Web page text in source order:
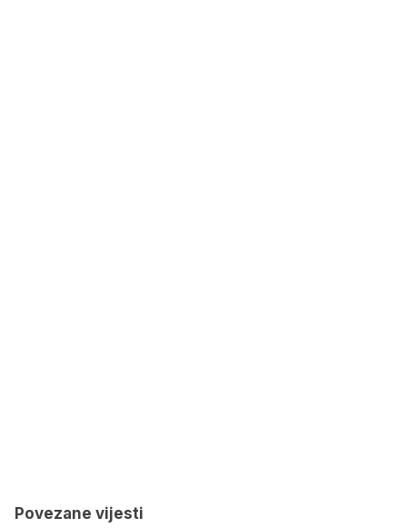
Povezane vijesti